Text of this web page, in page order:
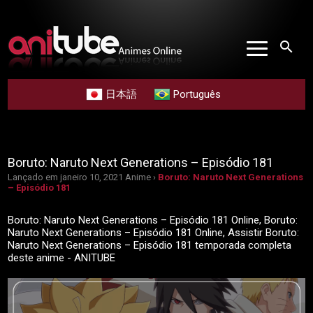
search
日本語 Português
Boruto: Naruto Next Generations – Episódio 181
Lançado em janeiro 10, 2021 Anime › Boruto: Naruto Next Generations
– Episódio 181
Boruto: Naruto Next Generations – Episódio 181 Online, Boruto:
Naruto Next Generations – Episódio 181 Online, Assistir Boruto:
Naruto Next Generations – Episódio 181 temporada completa
deste anime - ANITUBE